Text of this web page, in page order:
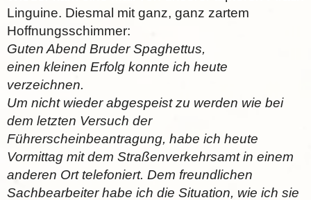
Linguine. Diesmal mit ganz, ganz zartem
Hoffnungsschimmer:
Guten Abend Bruder Spaghettus,
einen kleinen Erfolg konnte ich heute
verzeichnen.
Um nicht wieder abgespeist zu werden wie bei
dem letzten Versuch der
Führerscheinbeantragung, habe ich heute
Vormittag mit dem Straßenverkehrsamt in einem
anderen Ort telefoniert. Dem freundlichen
Sachbearbeiter habe ich die Situation, wie ich sie